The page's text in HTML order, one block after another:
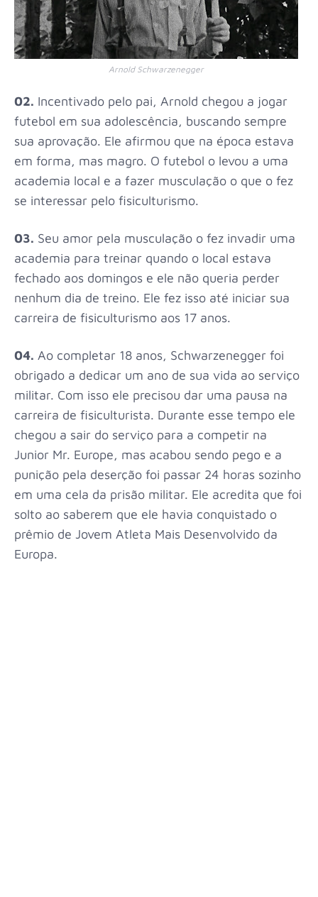
Arnold Schwarzenegger
02. Incentivado pelo pai, Arnold chegou a jogar
futebol em sua adolescência, buscando sempre
sua aprovação. Ele afirmou que na época estava
em forma, mas magro. O futebol o levou a uma
academia local e a fazer musculação o que o fez
se interessar pelo fisiculturismo.
03. Seu amor pela musculação o fez invadir uma
academia para treinar quando o local estava
fechado aos domingos e ele não queria perder
nenhum dia de treino. Ele fez isso até iniciar sua
carreira de fisiculturismo aos 17 anos.
04. Ao completar 18 anos, Schwarzenegger foi
obrigado a dedicar um ano de sua vida ao serviço
militar. Com isso ele precisou dar uma pausa na
carreira de fisiculturista. Durante esse tempo ele
chegou a sair do serviço para a competir na
Junior Mr. Europe, mas acabou sendo pego e a
punição pela deserção foi passar 24 horas sozinho
em uma cela da prisão militar. Ele acredita que foi
solto ao saberem que ele havia conquistado o
prêmio de Jovem Atleta Mais Desenvolvido da
Europa.